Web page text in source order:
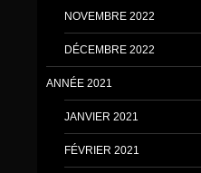
NOVEMBRE 2022
DÉCEMBRE 2022
ANNÉE 2021
JANVIER 2021
FÉVRIER 2021